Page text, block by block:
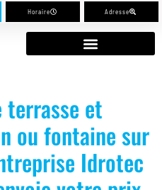
Horaire Adresse
terrasse et
ou fontaine sur
Idrotec